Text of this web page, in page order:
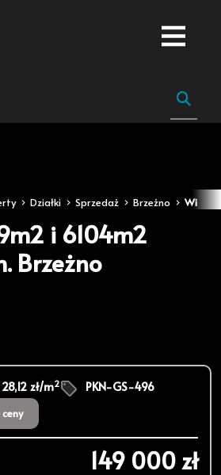
Działki Sprzedaż Brzeżno
i 6104m2
Brzeżno
28,12 zł/m2 PKN-GS-496
149 000 zł